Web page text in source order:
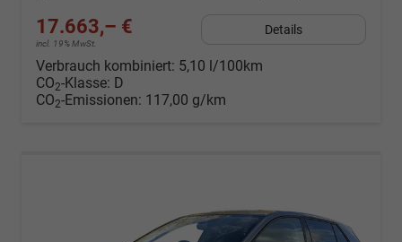
17.663,– €
incl. 19% MwSt.
Details
Verbrauch kombiniert: 5,10 l/100km
CO2-Klasse: D
CO2-Emissionen: 117,00 g/km